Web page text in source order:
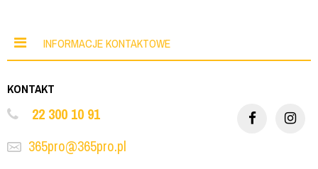
INFORMACJE KONTAKTOWE
KONTAKT
22 300 10 91
365pro@365pro.pl